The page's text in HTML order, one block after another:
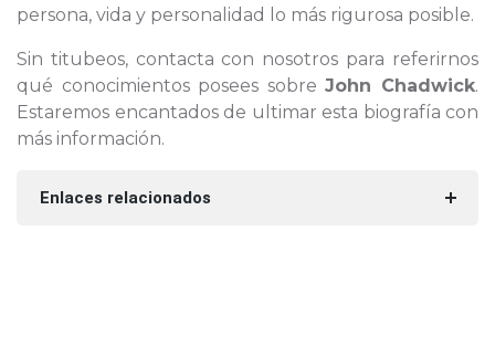
persona, vida y personalidad lo más rigurosa posible.
Sin titubeos, contacta con nosotros para referirnos
qué conocimientos posees sobreJohn Chadwick.
Estaremos encantados de ultimar esta biografía con
más información.
Enlaces relacionados